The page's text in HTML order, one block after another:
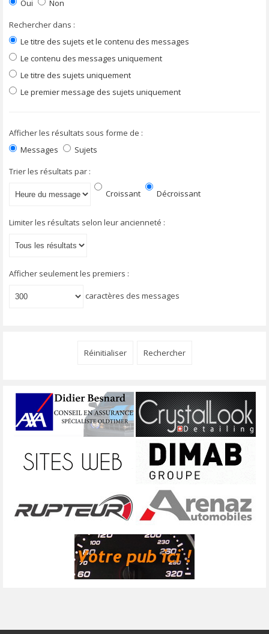
Oui
Non
Rechercher dans :
Le titre des sujets et le contenu des messages
Le contenu des messages uniquement
Le titre des sujets uniquement
Le premier message des sujets uniquement
Afficher les résultats sous forme de :
Messages
Sujets
Trier les résultats par :
Croissant Décroissant
Limiter les résultats selon leur ancienneté :
Afficher seulement les premiers :
caractères des messages